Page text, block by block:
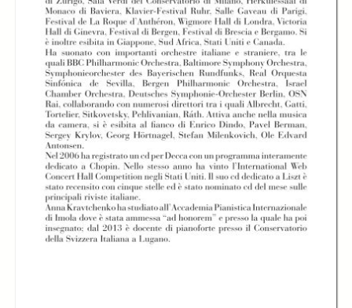
Kravtchenko
Kravtchenko
Kravtchenko